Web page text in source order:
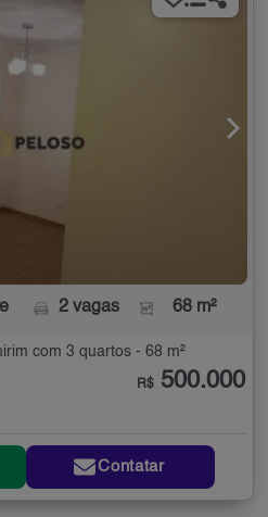
2 vagas 68 m²
com 3 quartos - 68 m²
R$ 500.000
Contatar